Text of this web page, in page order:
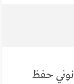
حفظ